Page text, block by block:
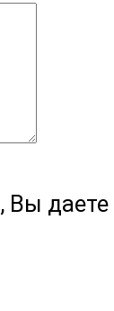
Вы даете